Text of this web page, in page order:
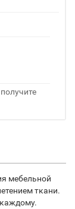
мебельной
ткани.
каждому.